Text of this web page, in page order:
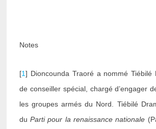
Notes
[1] Dioncounda Traoré a nommé Tiébilé
de conseiller spécial, chargé d’engager
les groupes armés du Nord. Tiébilé
duParti pour la renaissance nationale